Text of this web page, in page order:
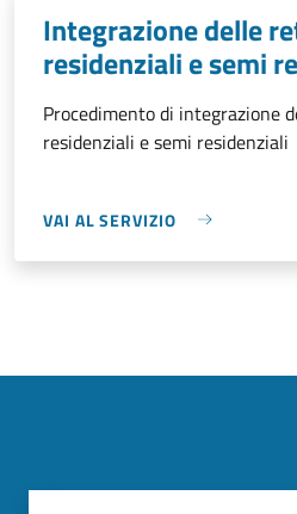
Integrazione delle
residenziali e semi
Procedimento di integrazione
residenziali e semi residenziali
VAI AL SERVIZIO